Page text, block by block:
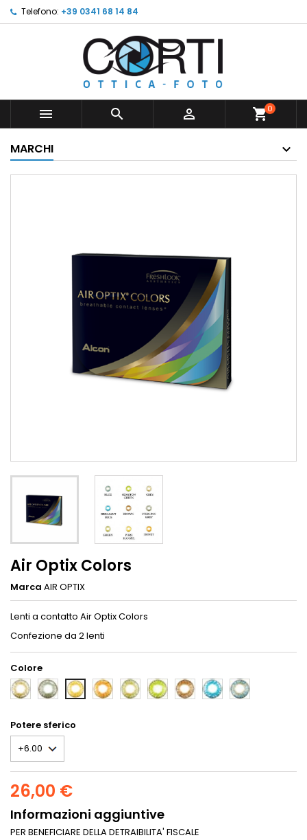
Telefono: +39 0341 68 14 84
   shopping_cart0
MARCHI
Air Optix Colors
Marca AIR OPTIX
Lenti a contatto Air Optix Colors
Confezione da 2 lenti
Colore
GREY STERLING
GREY
PURE-
HAZEL
HONEYGREENGEMSTONE-
GREEN
BROWNBRILLIANT-
BLUE
BLUE
Potere sferico
26,00 €
Informazioni aggiuntive
PER BENEFICIARE DELLA DETRAIBILITA' FISCALE